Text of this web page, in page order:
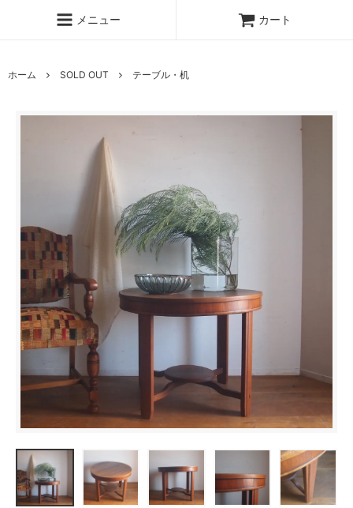
メニュー カート
ホーム SOLD OUT テーブル・机